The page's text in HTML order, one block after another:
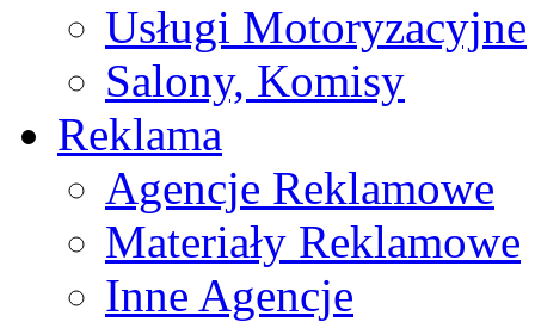
Usługi Motoryzacyjne
Salony, Komisy
Reklama
Agencje Reklamowe
Materiały Reklamowe
Inne Agencje